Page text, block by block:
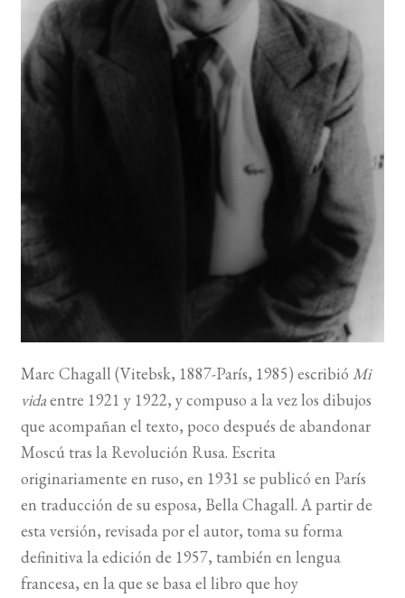
BUSCAR
LISTA DE LIBROS
Marc Chagall (Vitebsk, 1887-París, 1985) escribió Mi
vidaentre 1921 y 1922, y compuso a la vez los dibujos
que acompañan el texto, poco después de abandonar
Moscú tras la Revolución Rusa. Escrita
originariamente en ruso, en 1931 se publicó en París
en traducción de su esposa, Bella Chagall. A partir de
esta versión, revisada por el autor, toma su forma
definitiva la edición de 1957, también en lengua
francesa, en la que se basa el libro que hoy